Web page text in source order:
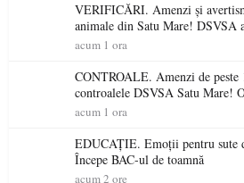
VERIFICĂRI. Amenzi și
animale din Satu Mare! DSVSA
gospodăriile și face apel la
acum 1 ora
CONTROALE. Amenzi de peste
controalele DSVSA Satu Mare!
sancționate pentru nereguli
acum 1 ora
EDUCAȚIE. Emoții pentru sute
Începe BAC-ul de toamnă
acum 2 ore